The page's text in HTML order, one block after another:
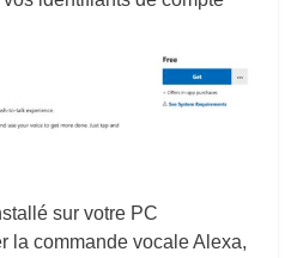
sur votre PC
la commande vocale Alexa,